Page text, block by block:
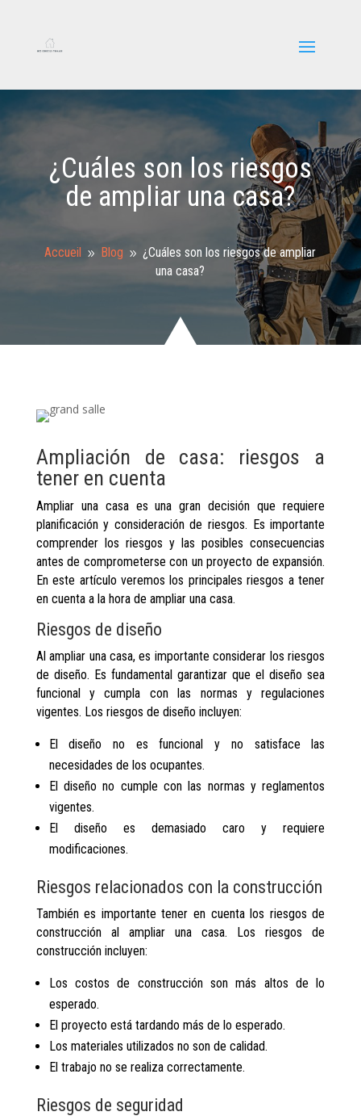
¿Cuáles son los riesgos
de ampliar una casa?
Accueil 9 Blog 9 ¿Cuáles son los riesgos de ampliar
una casa?
Ampliación de casa: riesgos a
tener en cuenta
Ampliar una casa es una gran decisión que requiere
planificación y consideración de riesgos. Es importante
comprender los riesgos y las posibles consecuencias
antes de comprometerse con un proyecto de expansión.
En este artículo veremos los principales riesgos a tener
en cuenta a la hora de ampliar una casa.
Riesgos de diseño
Al ampliar una casa, es importante considerar los riesgos
de diseño. Es fundamental garantizar que el diseño sea
funcional y cumpla con las normas y regulaciones
vigentes. Los riesgos de diseño incluyen:
El diseño no es funcional y no satisface las
necesidades de los ocupantes.
El diseño no cumple con las normas y reglamentos
vigentes.
El diseño es demasiado caro y requiere
modificaciones.
Riesgos relacionados con la construcción
También es importante tener en cuenta los riesgos de
construcción al ampliar una casa. Los riesgos de
construcción incluyen:
Los costos de construcción son más altos de lo
esperado.
El proyecto está tardando más de lo esperado.
Los materiales utilizados no son de calidad.
El trabajo no se realiza correctamente.
Riesgos de seguridad